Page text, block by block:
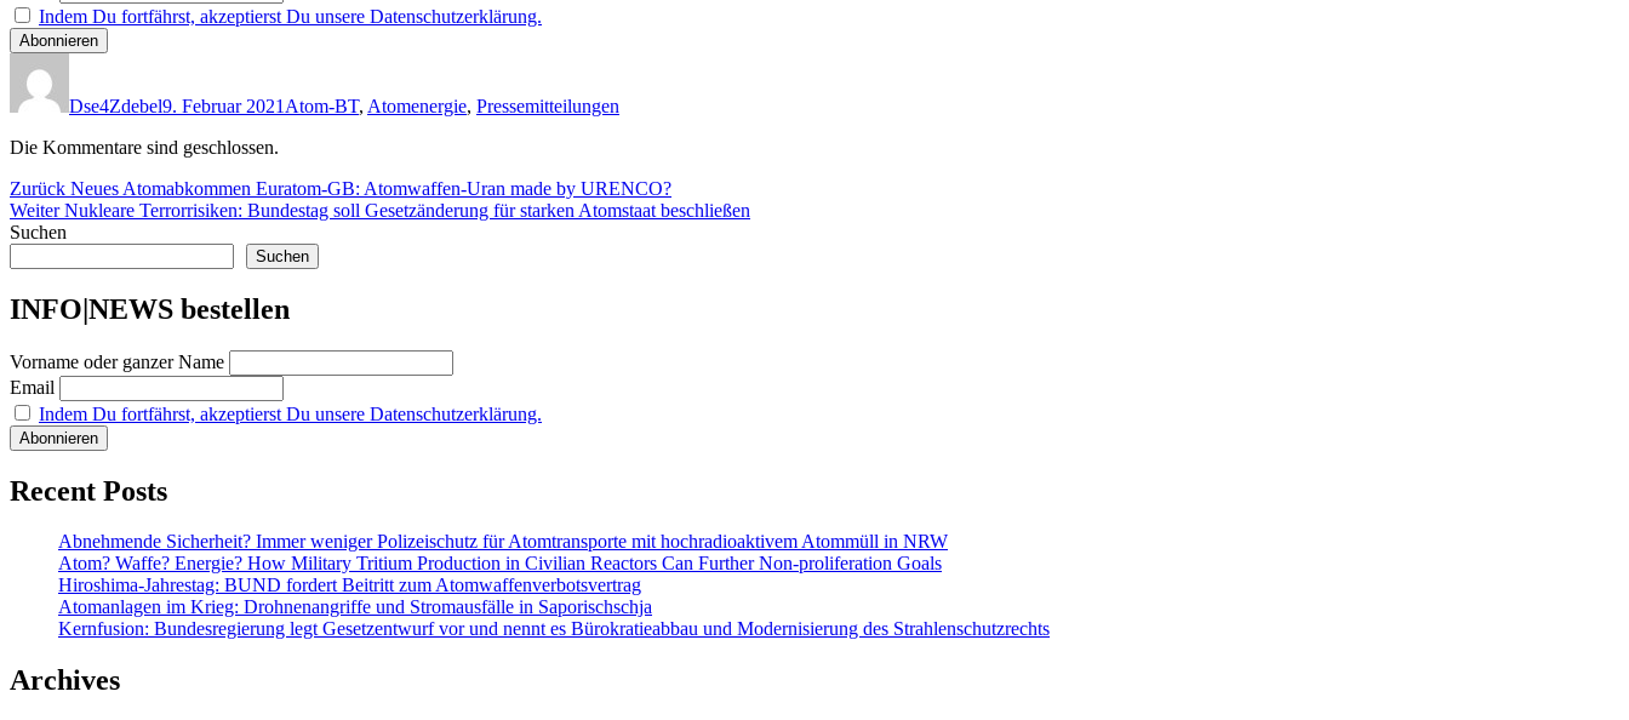
Indem Du fortfährst, akzeptierst Du unsere Datenschutzerklärung.
Dse4Zdebel9. Februar 2021 Atom-BT, Atomenergie, Pressemitteilungen
Die Kommentare sind geschlossen.
Beitragsnavigation
Zurück Vorheriger
Beitrag:
Neues Atomabkommen Euratom-GB: Atomwaffen-Uran made by URENCO?
Weiter Nächster
Beitrag:
Nukleare Terrorrisiken: Bundestag soll Gesetzänderung für starken Atomstaat beschließen
Suchen
Suchen
INFO|NEWS bestellen
Vorname oder ganzer Name
Email
Indem Du fortfährst, akzeptierst Du unsere Datenschutzerklärung.
Recent Posts
Abnehmende Sicherheit? Immer weniger Polizeischutz für Atomtransporte mit hochradioaktivem Atommüll in NRW
Atom? Waffe? Energie? How Military Tritium Production in Civilian Reactors Can Further Non-proliferation Goals
Hiroshima-Jahrestag: BUND fordert Beitritt zum Atomwaffenverbotsvertrag
Atomanlagen im Krieg: Drohnenangriffe und Stromausfälle in Saporischschja
Kernfusion: Bundesregierung legt Gesetzentwurf vor und nennt es Bürokratieabbau und Modernisierung des Strahlenschutzrechts
Archives